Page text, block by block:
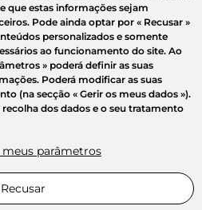
que estas informações sejam
Pode ainda optar por « Recusar »
personalizados e somente
ao funcionamento do site. Ao
» poderá definir as suas
Poderá modificar as suas
(na secção « Gerir os meus dados »).
dos dados e o seu tratamento
parâmetros
Recusar